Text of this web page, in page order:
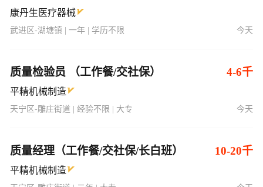
康丹生医疗器械
武进区-湖塘镇 | 一年 | 学历不限 今天
质量检验员 （工作餐/交社保） 4-6千
平精机械制造
天宁区-雕庄街道 | 经验不限 | 大专 今天
质量经理（工作餐/交社保/长白班） 10-20千
平精机械制造